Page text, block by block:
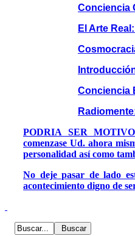
Conciencia
El Arte
Conciencia
PODRIA SER
comenzase Ud. ahora
personalidad así como
No deje pasar de lado
acontecimiento digno de